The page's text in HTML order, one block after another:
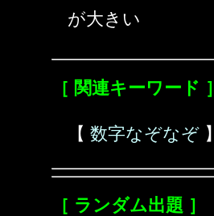
が大きい
［ 関連キーワード ］
【 数字なぞなぞ 】
［ ランダム出題 ］